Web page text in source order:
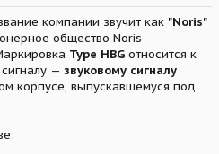
компании звучит как "Noris"
общество Noris
Type HBG относится к
— звуковому сигналу
корпусе, выпускавшемуся под